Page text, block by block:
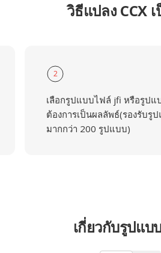
วิธีแปลง CCX เ
2
เลือกรูปแบบไฟล์ jfi หรือรูป
ต้องการเป็นผลลัพธ์(รองรับรู
มากกว่า 200 รูปแบบ)
เกี่ยวกับรูปแบ